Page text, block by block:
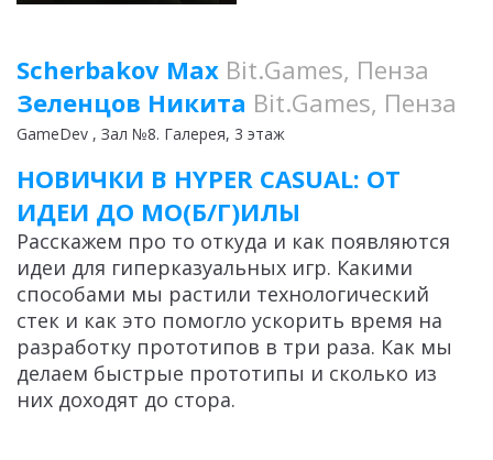
Scherbakov Max Bit.Games, Пенза
Зеленцов Никита Bit.Games, Пенза
GameDev , Зал №8. Галерея, 3 этаж
НОВИЧКИ В HYPER CASUAL: ОТ
ИДЕИ ДО МО(Б/Г)ИЛЫ
Расскажем про то откуда и как появляются
идеи для гиперказуальных игр. Какими
способами мы растили технологический
стек и как это помогло ускорить время на
разработку прототипов в три раза. Как мы
делаем быстрые прототипы и сколько из
них доходят до стора.